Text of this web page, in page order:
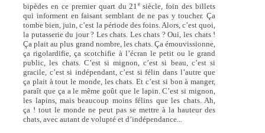
bipèdes en ce premier quart du 21 esiècle, foin des billets
qui informent en faisant semblant de ne pas y toucher. Ça
tombe bien, juin, c’est la période des foins. Alors, c’est quoi,
la putasserie du jour ? Les chats. Les chats ? Oui, les chats !
Ça plait au plus grand nombre, les chats. Ça émouvissionne,
ça rigolardifie, ça scotchifie à l’écran le petit ou le grand
public, les chats. C’est si mignon, c’est si beau, c’est si
gracile, c’est si indépendant, c’est si félin dans l’autre que
ça plait à tout le monde, les chats. Et c’est si bon à manger,
paraît que ça a le même goût que le lapin. C’est si mignon,
les lapins, mais beaucoup moins félins que les chats. Ah,
ça ! tout le monde ne peut pas se mettre à la hauteur des
chats, avec autant de volupté et d’indépendance...